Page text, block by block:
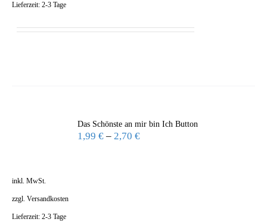
Lieferzeit: 2-3 Tage
Das Schönste an mir bin Ich Button
1,99€ –2,70€
inkl. MwSt.
zzgl. Versandkosten
Lieferzeit: 2-3 Tage